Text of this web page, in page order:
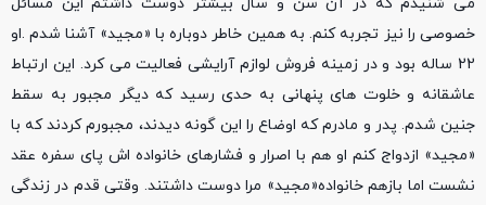
خصوصی را نیز تجربه کنم. به همین خاطر دوباره با «مجید» آشنا شدم .او
22 ساله بود و در زمینه فروش لوازم آرایشی فعالیت می کرد. این ارتباط
عاشقانه و خلوت های پنهانی به حدی رسید که دیگر مجبور به سقط
جنین شدم. پدر و مادرم که اوضاع را این گونه دیدند، مجبورم کردند که با
«مجید» ازدواج کنم او هم با اصرار و فشارهای خانواده اش پای سفره عقد
نشست اما بازهم خانواده«مجید» مرا دوست داشتند. وقتی قدم در زندگی